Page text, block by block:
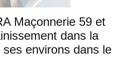
Maçonnerie 59 et
dans la
environs dans le